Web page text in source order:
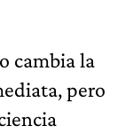
cambia la
pero